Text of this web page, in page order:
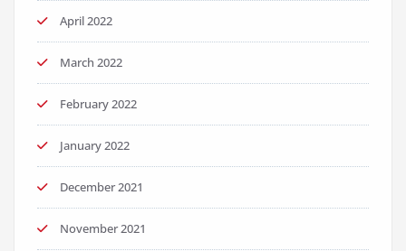
April 2022
March 2022
February 2022
January 2022
December 2021
November 2021